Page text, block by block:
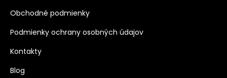
Obchodné podmienky
Podmienky ochrany osobných údajov
Kontakty
Blog